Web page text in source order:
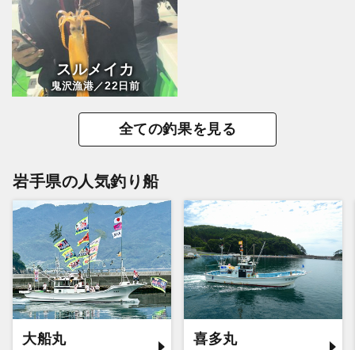
スルメイカ
鬼沢漁港／22日前
全ての釣果を見る
岩手県の人気釣り船
大船丸 喜多丸